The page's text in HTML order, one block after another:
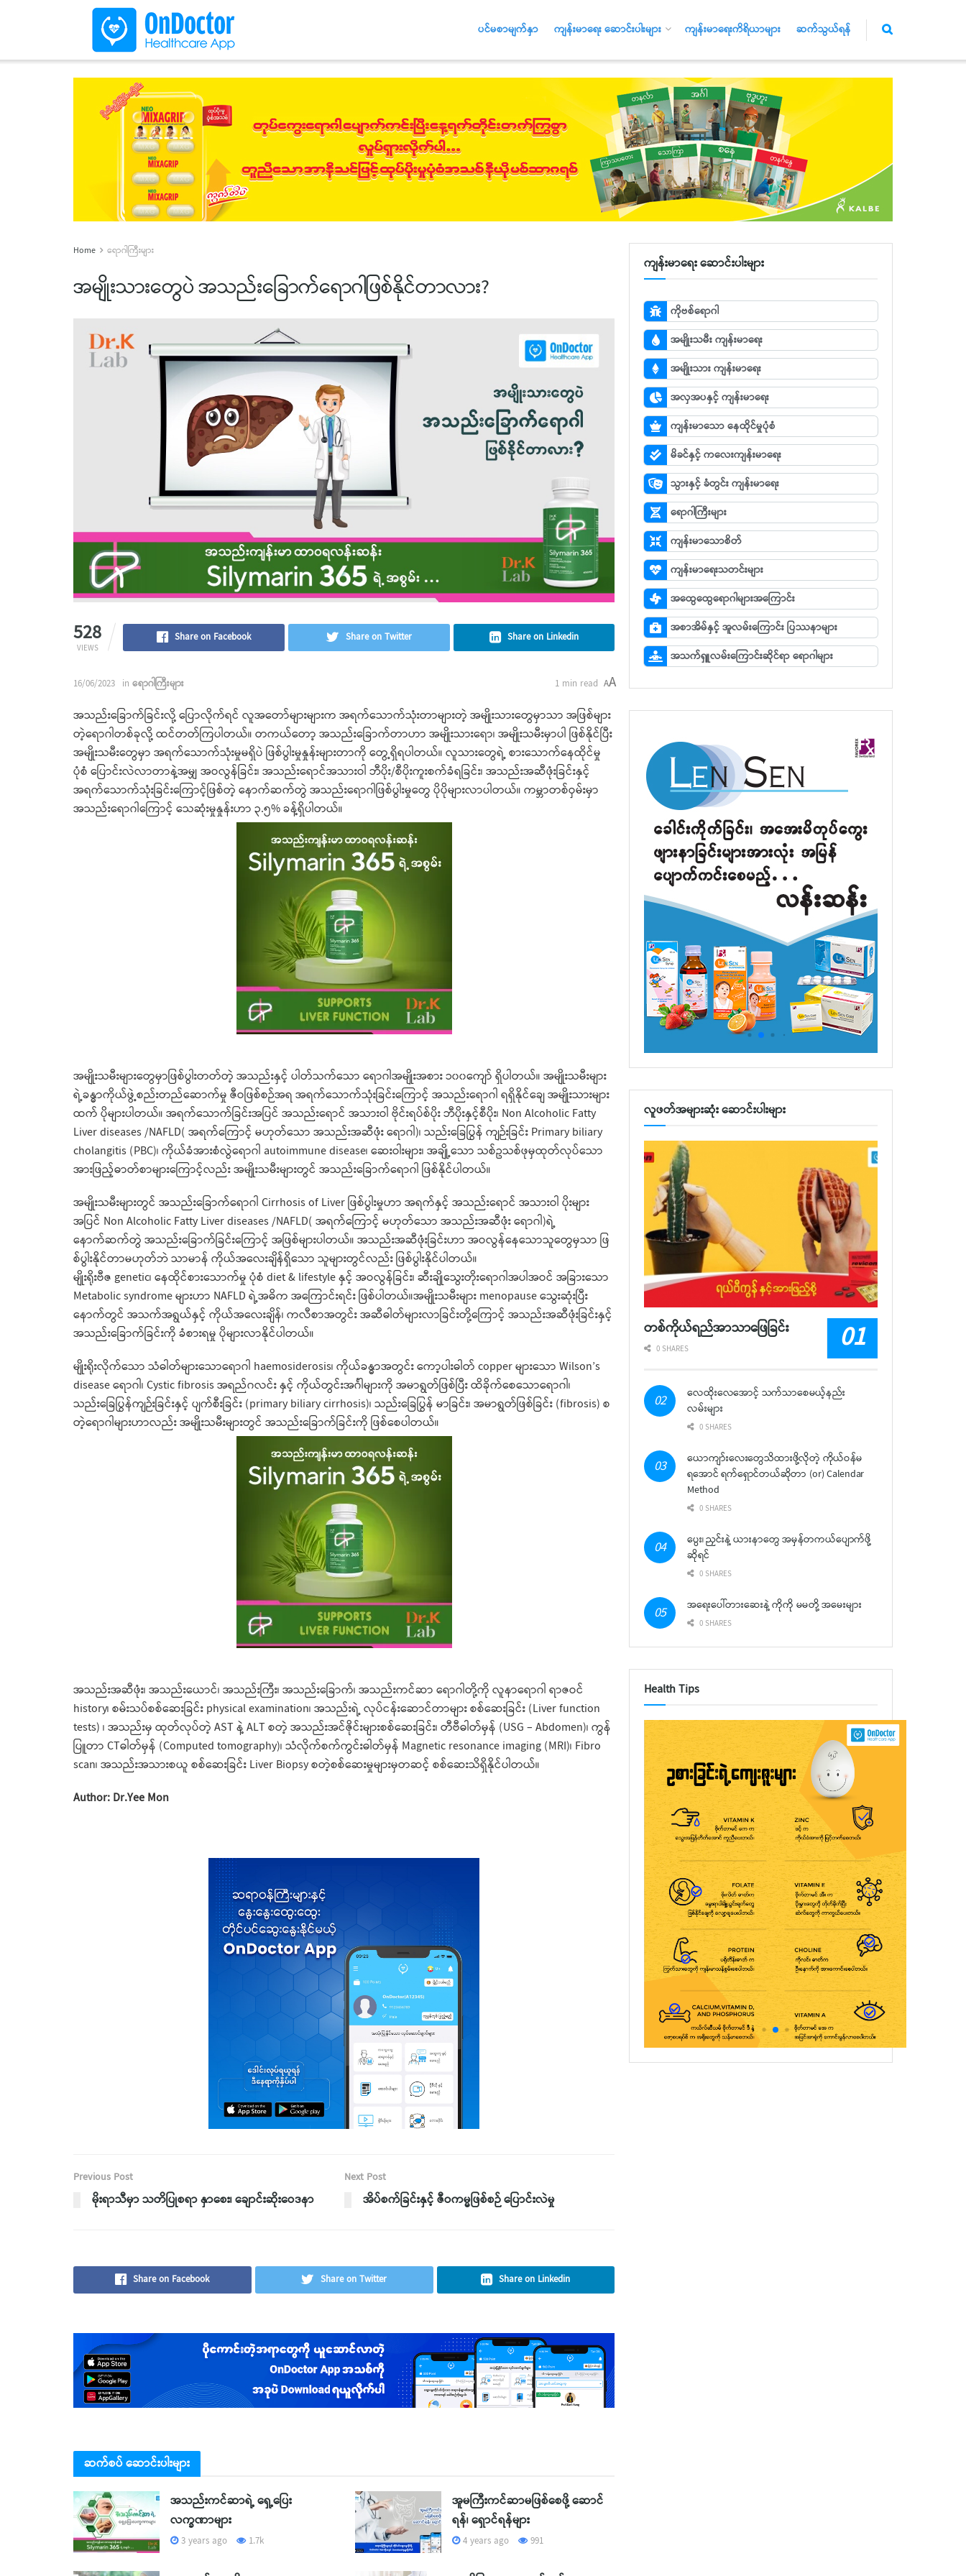
ပင်မစာမျက်နှာ ကျန်းမာရေး ဆောင်းပါးများ ကျန်းမာရေးကိရိယာများ ဆက်သွယ်ရန်
Home ရောဂါကြီးများ
အမျိုးသားတွေပဲ အသည်းခြောက်ရောဂါဖြစ်နိုင်တာလား?
528
VIEWS
Share on Facebook Share on Twitter Share on Linkedin
16/06/2023 in ရောဂါကြီးများ 1 min read AA
အသည်းခြောက်ခြင်းလို့ ပြောလိုက်ရင် လူအတော်များများက အရက်သောက်သုံးတာများတဲ့ အမျိုးသားတွေမှာသာ အဖြစ်များ
တဲ့ရောဂါတစ်ခုလို့ ထင်တတ်ကြပါတယ်။ တကယ်တော့ အသည်းခြောက်တာဟာ အမျိုးသားရော၊ အမျိုးသမီးမှာပါ ဖြစ်နိုင်ပြီး
အမျိုးသမီးတွေမှာ အရက်သောက်သုံးမှုမရှိပဲ ဖြစ်ပွါးမှုနှုန်းများတာကို တွေ့ရှိရပါတယ်။ လူသားတွေရဲ့ စားသောက်နေထိုင်မှု
ပုံစံ ပြောင်းလဲလာတာနဲ့အမျှ အဝလွန်ခြင်း၊ အသည်းရောင်အသားဝါ ဘီပိုး/စီပိုးကူးစက်ခံရခြင်း၊ အသည်းအဆီဖုံးခြင်းနှင့်
အရက်သောက်သုံးခြင်းကြောင့်ဖြစ်တဲ့ နောက်ဆက်တွဲ အသည်းရောဂါဖြစ်ပွါးမှုတွေ ပိုပိုများလာပါတယ်။ ကမ္ဘာတစ်ဝှမ်းမှာ
အသည်းရောဂါကြောင့် သေဆုံးမှုနှုန်းဟာ ၃.၅% ခန့်ရှိပါတယ်။
အမျိုးသမီးများတွေမှာဖြစ်ပွါးတတ်တဲ့ အသည်းနှင့် ပါတ်သက်သော ရောဂါအမျိုးအစား ၁၀၀ကျော် ရှိပါတယ်။ အမျိုးသမီးများ
ရဲ့ခန္ဓာကိုယ်ဖွဲ့စည်းတည်ဆောက်မှု ဇီဝဖြစ်စဉ်အရ အရက်သောက်သုံးခြင်းကြောင့် အသည်းရောဂါ ရရှိနိုင်ချေ အမျိုးသားများ
ထက် ပိုများပါတယ်။ အရက်သောက်ခြင်းအပြင် အသည်းရောင် အသားဝါ ဗိုင်းရပ်စ်ပိုး ဘီပိုးနှင့်စီပိုး၊ Non Alcoholic Fatty
Liver diseases /NAFLD( အရက်ကြောင့် မဟုတ်သော အသည်းအဆီဖုံး ရောဂါ)၊ သည်းခြေပြွန် ကျဉ်းခြင်း Primary biliary
cholangitis (PBC)၊ ကိုယ်ခံအားစံလွဲရောဂါ autoimmune disease၊ ဆေးဝါးများ၊ အချို့သော သစ်ဥသစ်ဖုမှထုတ်လုပ်သော
အားဖြည့်ဓာတ်စာများ​ကြောင့်လည်း အမျိုးသမီးများတွင် အသည်းခြောက်ရောဂါ ဖြစ်နိုင်ပါတယ်။
အမျိုးသမီးများတွင် အသည်းခြောက်ရောဂါ Cirrhosis of Liver ဖြစ်ပွါးမှုဟာ အရက်နှင့် အသည်းရောင် အသားဝါ ပိုးများ
အပြင် Non Alcoholic Fatty Liver diseases /NAFLD( အရက်ကြောင့် မဟုတ်သော အသည်းအဆီဖုံး ရောဂါ)ရဲ့
နောက်ဆက်တွဲ အသည်းခြောက်ခြင်းကြောင့် အဖြစ်များပါတယ်။ အသည်းအဆီဖုံးခြင်းဟာ အဝလွန်နေသောသူတွေမှသာ ဖြ
စ်ပွါးနိုင်တာမဟုတ်ဘဲ သာမာန် ကိုယ်အလေးချိန်ရှိသော သူများတွင်လည်း ဖြစ်ပွါးနိုင်ပါတယ်။
မျိုးရိုးဗီဇ genetic၊ နေထိုင်စားသောက်မှု ပုံစံ diet & lifestyle နှင့် အဝလွန်ခြင်း၊ ဆီးချိုသွေးတိုးရောဂါအပါအဝင် အခြားသော
Metabolic syndrome များဟာ NAFLD ရဲ့အဓိက အကြောင်းရင်း ဖြစ်ပါတယ်။အမျိုးသမီးများ menopause သွေးဆုံးပြီး
နောက်တွင် အသက်အရွယ်နှင့် ကိုယ်အလေးချိန်၊ ကလီစာအတွင်း အဆီဓါတ်များလာခြင်းတို့ကြောင့် အသည်းအဆီဖုံးခြင်းနှင့်
အသည်းခြောက်ခြင်းကို ခံစားရမှု ပိုများလာနိုင်ပါတယ်။
မျိုးရိုးလိုက်သော သံဓါတ်များသောရောဂါ haemosiderosis၊ ကိုယ်ခန္ဓာအတွင်း ကော့ပါးဓါတ် copper များသော Wilson’s
disease ရောဂါ၊ Cystic fibrosis အရည်ဂလင်း နှင့် ကိုယ်တွင်းအင်္ဂါများကို အမာရွတ်ဖြစ်ပြီး ထိခိုက်စေသောရောဂါ၊
သည်းခြေပြွန်ကျဉ်းခြင်းနှင့် ပျက်စီးခြင်း (primary biliary cirrhosis)၊ သည်းခြေပြွန် မာခြင်း၊ အမာရွတ်ဖြစ်ခြင်း (fibrosis) စ
တဲ့ရောဂါများဟာလည်း အမျိုးသမီးများတွင် အသည်းခြောက်ခြင်းကို ဖြစ်စေပါတယ်။
အသည်းအဆီဖုံး၊ အသည်းယောင်၊ အသည်းကြီး၊ အသည်းခြောက်၊ အသည်းကင်ဆာ ရောဂါတို့ကို လူနာရောဂါ ရာဇဝင်
history၊ စမ်းသပ်စစ်ဆေးခြင်း physical examination၊ အသည်းရဲ့ လုပ်ငန်းဆောင်တာများ စစ်ဆေးခြင်း (Liver function
tests) ၊ အသည်းမှ ထုတ်လုပ်တဲ့ AST နဲ့ ALT စတဲ့ အသည်းအင်ဇိုင်းများစစ်ဆေးခြင်း၊ တီဗီဓါတ်မှန် (USG – Abdomen)၊ ကွန်
ပြူတာ CTဓါတ်မှန် (Computed tomography)၊ သံလိုက်စက်ကွင်းဓါတ်မှန် Magnetic resonance imaging (MRI)၊ Fibro
scan၊ အသည်းအသားစယူ စစ်ဆေးခြင်း Liver Biopsy စတဲ့စစ်ဆေးမှုများမှတဆင့် စစ်ဆေးသိရှိနိုင်ပါတယ်။
Author: Dr.Yee Mon
Previous Post
မိုးရာသီမှာ သတိပြုစရာ နှာစေး၊ ချောင်းဆိုးဝေဒနာ
Next Post
အိပ်စက်ခြင်းနှင့် ဇီဝကမ္မဖြစ်စဉ် ပြောင်းလဲမှု
Share on Facebook Share on Twitter Share on Linkedin
ဆက်စပ် ဆောင်းပါးများ
အသည်းကင်ဆာရဲ့ ရှေ့ပြေး
လက္ခဏာများ
3 years ago 1.7k
အူမကြီးကင်ဆာမဖြစ်စေဖို့ ဆောင်
ရန်၊ ရှောင်ရန်များ
4 years ago 991
ကျန်းမာရေး ဆောင်းပါးများ
ကိုဗစ်ရောဂါ
အမျိုးသမီး ကျန်းမာရေး
အမျိုးသား ကျန်းမာရေး
အလှအပနှင့် ကျန်းမာရေး
ကျန်းမာသော နေထိုင်မှုပုံစံ
မိခင်နှင့် ကလေးကျန်းမာရေး
သွားနှင့် ခံတွင်း ကျန်းမာရေး
ရောဂါကြီးများ
ကျန်းမာသောစိတ်
ကျန်းမာရေးသတင်းများ
အထွေထွေရောဂါများအကြောင်း
အစာအိမ်နှင့် အူလမ်းကြောင်း ပြဿနာများ
အသက်ရှူလမ်းကြောင်းဆိုင်ရာ ရောဂါများ
လူဖတ်အများဆုံး ဆောင်းပါးများ
တစ်ကိုယ်ရည်အာသာဖြေခြင်း
0 SHARES
လေထိုးလေအောင့် သက်သာစေမယ့်နည်း
လမ်းများ
0 SHARES
ယောကျာ်းလေးတွေသိထားဖို့လိုတဲ့ ကိုယ်ဝန်မ
ရအောင် ရက်ရှောင်တယ်ဆိုတာ (or) Calendar
Method
0 SHARES
ပွေး၊ ညှင်းနဲ့ ယားနာတွေ အမှန်တကယ်ပျောက်ဖို့
ဆိုရင်
0 SHARES
အရေးပေါ်တားဆေးနဲ့ ကိုကို မမတို့ အမေးများ
0 SHARES
Health Tips